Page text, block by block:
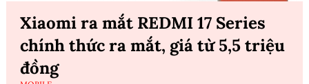
Xiaomi ra mắt REDMI 17 Series
chính thức ra mắt, giá từ 5,5 triệu
đồng